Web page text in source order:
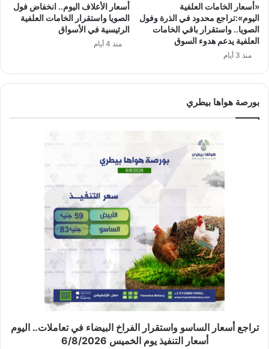
«أسعار الخامات العلفية
اليوم»:تراجع محدود في الذرة وفول
الصويا.. واستقرار باقي الخامات
العلفية يدعم هدوء السوق
منذ 3 أيام
أسعار الأعلاف اليوم.. انخفاض فول
الصويا واستقرار الخامات العلفية
الرئيسية في الأسواق
منذ 4 أيام
بورصة هواها بيطري
تراجع أسعار الساسو واستقرار الفراخ البيضاء في تعاملات.. اليوم
أسعار التنفيذ يوم الخميس 6/8/2026